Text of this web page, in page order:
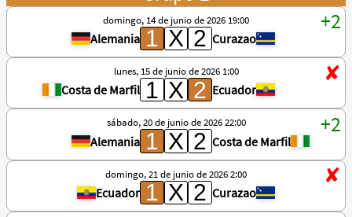
domingo, 14 de junio de 2026 19:00
Alemania Curazao
lunes, 15 de junio de 2026 1:00
Costa de Marfil Ecuador
sábado, 20 de junio de 2026 22:00
Alemania Costa de Marfil
domingo, 21 de junio de 2026 2:00
Ecuador Curazao